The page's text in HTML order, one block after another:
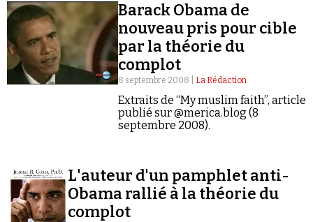
Demander à Vera
Se connecter
Barack Obama de
nouveau pris pour cible
par la théorie du
complot
8 septembre 2008 | La Rédaction
Extraits de “My muslim faith”, article
publié sur @merica.blog (8
septembre 2008).
L'auteur d'un pamphlet anti-
Obama rallié à la théorie du
complot